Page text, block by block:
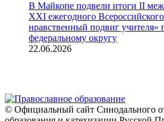
В Майкопе подвели итоги II
XXI ежегодного
нравственный подвиг
федеральному округу
22.06.2026
© Официальный сайт Синодального